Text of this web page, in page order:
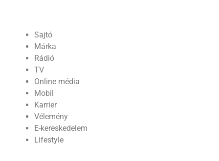
Sajtó
Márka
Rádió
TV
Online média
Mobil
Karrier
Vélemény
E-kereskedelem
Lifestyle